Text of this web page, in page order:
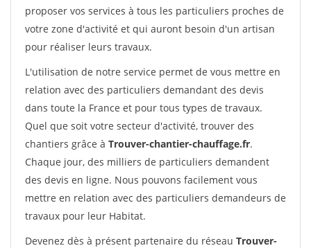
proposer vos services à tous les particuliers proches de
votre zone d'activité et qui auront besoin d'un artisan
pour réaliser leurs travaux.
L'utilisation de notre service permet de vous mettre en
relation avec des particuliers demandant des devis
dans toute la France et pour tous types de travaux.
Quel que soit votre secteur d'activité, trouver des
chantiers grâce à Trouver-chantier-chauffage.fr.
Chaque jour, des milliers de particuliers demandent
des devis en ligne. Nous pouvons facilement vous
mettre en relation avec des particuliers demandeurs de
travaux pour leur Habitat.
Devenez dès à présent partenaire du réseau Trouver-